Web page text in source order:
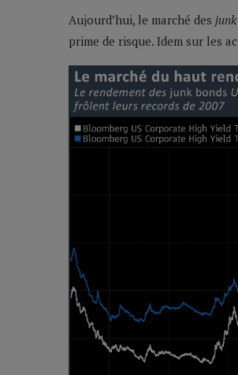
Aujourd’hui, le marché des
prime de risque. Idem sur les